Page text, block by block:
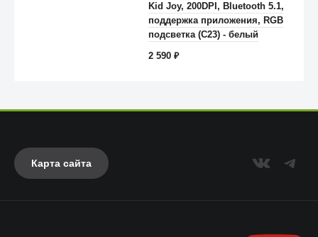
Anker
Kid Joy, 200DPI, Bluetooth 5.1,
поддержка приложения, RGB
подсветка (C23) - белый
2 590₽
Карта сайта